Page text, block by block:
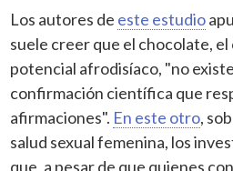
Los autores de este estudio
suele creer que el chocolate,
potencial afrodisíaco, "no
confirmación científica que
afirmaciones". En este otro,
salud sexual femenina, los
que, a pesar de que quienes